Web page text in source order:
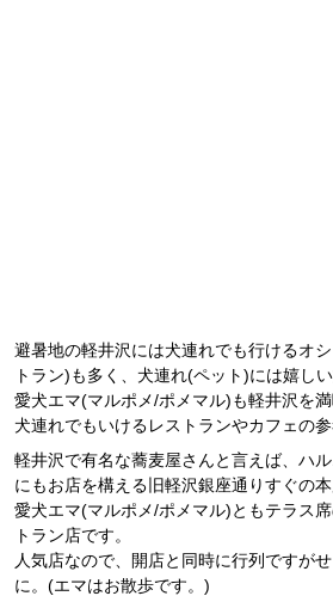
避暑地の軽井沢には犬連れでも行けるオ
トラン)も多く、犬連れ(ペット)には嬉しい
愛犬エマ(マルポメ/ポメマル)も軽井沢を満
犬連れでもいけるレストランやカフェの参
軽井沢で有名な蕎麦屋さんと言えば、ハ
にもお店を構える旧軽沢銀座通りすぐの
愛犬エマ(マルポメ/ポメマル)ともテラス
トラン店です。
人気店なので、開店と同時に行列ですが
に。(エマはお散歩です。)